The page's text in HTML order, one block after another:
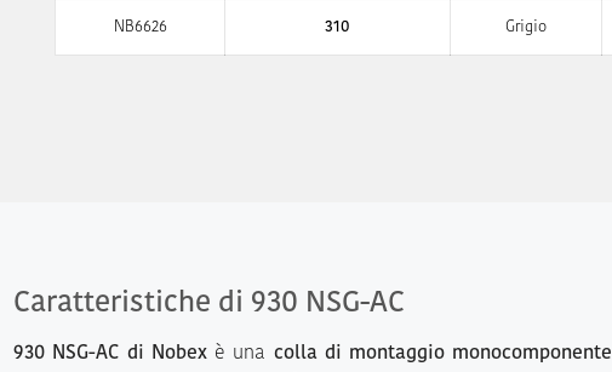
NB6626 310 Grigio
Caratteristiche di 930 NSG-AC
930 NSG-AC di Nobexè una colla di montaggio monocomponente